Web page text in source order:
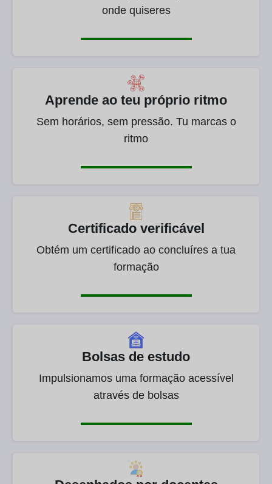
onde quiseres
Aprende ao teu próprio ritmo
Sem horários, sem pressão. Tu marcas o
ritmo
Certificado verificável
Obtém um certificado ao concluíres a tua
formação
Bolsas de estudo
Impulsionamos uma formação acessível
através de bolsas